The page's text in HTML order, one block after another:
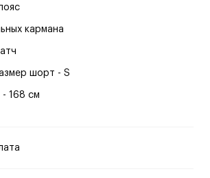
кармана
шорт - S
168 см